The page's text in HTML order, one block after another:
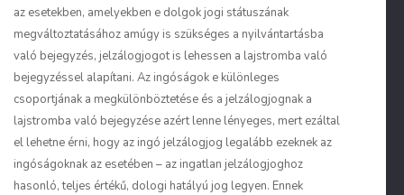
az esetekben, amelyekben e dolgok jogi státuszának
megváltoztatásához amúgy is szükséges a nyilvántartásba
való bejegyzés, jelzálogjogot is lehessen a lajstromba való
bejegyzéssel alapítani. Az ingóságok e különleges
csoportjának a megkülönböztetése és a jelzálogjognak a
lajstromba való bejegyzése azért lenne lényeges, mert ezáltal
el lehetne érni, hogy az ingó jelzálogjog legalább ezeknek az
ingóságoknak az esetében – az ingatlan jelzálogjoghoz
hasonló, teljes értékű, dologi hatályú jog legyen. Ennek